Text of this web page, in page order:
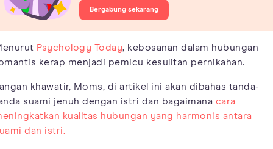
Bergabung sekarang
Psychology Today, kebosanan dalam hubungan
kerap menjadi pemicu kesulitan pernikahan.
khawatir, Moms, di artikel ini akan dibahas tanda-
suami jenuh dengan istri dan bagaimana cara
kualitas hubungan yang harmonis antara
dan istri.